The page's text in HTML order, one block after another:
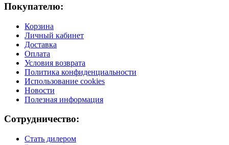
Покупателю:
Корзина
Личный кабинет
Доставка
Оплата
Условия возврата
Политика конфиденциальности
Использование cookies
Новости
Полезная информация
Сотрудничество:
Стать дилером